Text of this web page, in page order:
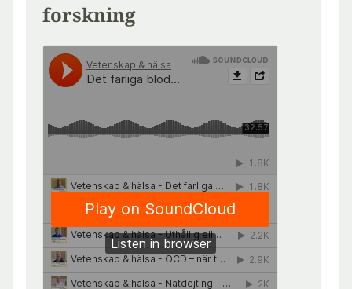
forskning